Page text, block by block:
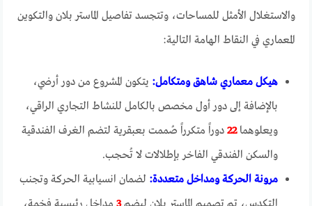
والاستغلال الأمثل للمساحات، وتتجسد تفاصيل الماستر بلان والتكوين
المعماري في النقاط الهامة التالية:
هيكل معماري شاهق ومتكامل: يتكون المشروع من دور أرضي،
بالإضافة إلى دور أول مخصص بالكامل للنشاط التجاري الراقي،
ويعلوهما22 دوراً متكرراً صُممت بعبقرية لتضم الغرف الفندقية
والسكن الفندقي الفاخر بإطلالات لا تُحجب.
مرونة الحركة ومداخل متعددة: لضمان انسيابية الحركة وتجنب